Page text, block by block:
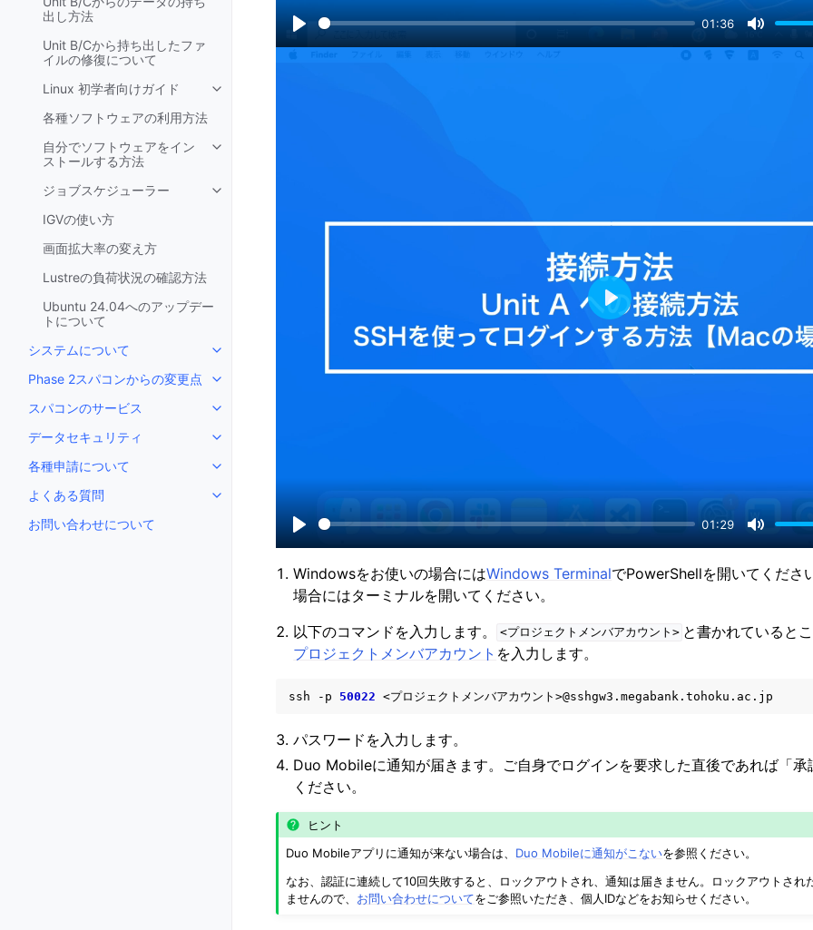
出し方法
Unit B/Cから持ち出したファ
イルの修復について
Linux 初学者向けガイド
Toggle navigation of Linux 初学者向けガイド
各種ソフトウェアの利用方法
自分でソフトウェアをイン
ストールする方法
Toggle navigation of 自分でソフトウェアをインストールする方法
ジョブスケジューラー
Toggle navigation of ジョブスケジューラー
IGVの使い方
画面拡大率の変え方
Lustreの負荷状況の確認方法
Ubuntu 24.04へのアップデー
トについて
システムについて
Toggle navigation of システムについて
Phase 2スパコンからの変更点
Toggle navigation of Phase 2スパコンからの変更点
スパコンのサービス
Toggle navigation of スパコンのサービス
データセキュリティ
Toggle navigation of データセキュリティ
各種申請について
Toggle navigation of 各種申請について
よくある質問
Toggle navigation of よくある質問
お問い合わせについて
P
01:36
M
P
l
a
01:29
M
u
P
l
a
Windowsをお使いの場合にはWindows TerminalでPowerShellを開いてくださ
場合にはターミナルを開いてください。
以下のコマンドを入力します。
<プロジェクトメンバアカウント> と書かれていると
プロジェクトメンバアカウント を入力します。
ssh -p 50022
パスワードを入力します。
Duo Mobileに通知が届きます。ご自身でログインを要求した直後であれば「承
ください。
ヒント
Duo Mobileアプリに通知が来ない場合は、 Duo Mobileに通知がこないを参照ください。
なお、認証に連続して10回失敗すると、ロックアウトされ、通知は届きません。ロックアウトされ
ませんので、 お問い合わせについてをご参照いただき、個人IDなどをお知らせください。